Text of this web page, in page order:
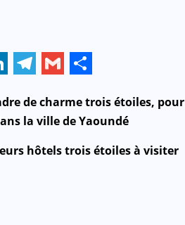
de charme trois étoiles, pour
la ville de Yaoundé
hôtels trois étoiles à visiter